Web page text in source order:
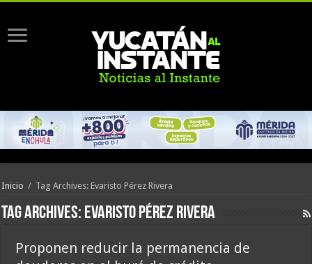
Inicio / Tag Archives: Evaristo Pérez Rivera
Tag Archives: Evaristo Pérez Rivera
Proponen reducir la permanencia de